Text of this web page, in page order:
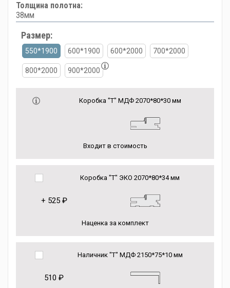
Толщина полотна:
38мм
Размер:
550*1900 600*1900 600*2000 700*2000
800*2000 900*2000
Коробка "Т" МДФ 2070*80*30 мм
Входит в стоимость
Коробка "Т" ЭКО 2070*80*34 мм
+ 525 ₽
Наценка за комплект
Наличник "Т" МДФ 2150*75*10 мм
510 ₽